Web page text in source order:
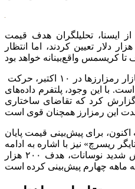
ایسنا، تحلیلگران هدف قیمت
در سال جاری را ۲۰۰ هزار دلار تعیین کردند، اما انتظار
با این وجود، پلتفرم داده‌های
گزارش کرد که تقاضای ساختاری
برای پیش‌بینی قیمت پایان
ریسرچ» نیز با اشاره به ادامه
خرید خالص بازار با وجود افزایش شدید نوسانات، هدف ۲۰۰ هزار